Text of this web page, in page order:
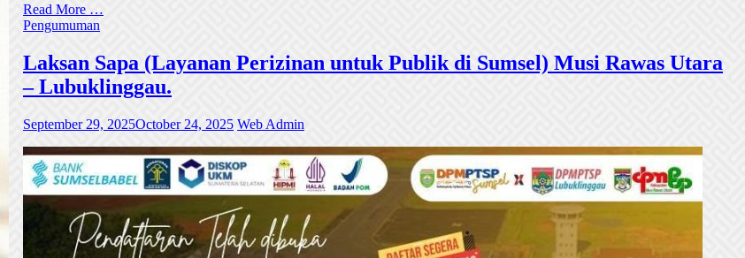
Read More …
Pengumuman
Laksan Sapa (Layanan Perizinan untuk Publik di Sumsel) Musi Rawas Utara
– Lubuklinggau.
September 29, 2025October 24, 2025 Web Admin